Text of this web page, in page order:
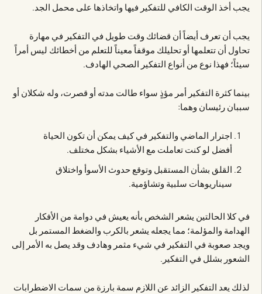
يجب أخذ الوقت الكافي للتفكير فيها واتخاذها على محمل الجد.
يجب أن تعرف أيضاً أن قضائك وقت طويل في التفكير في مهارة
تحاول أن تتعلمها أو تحليلك موقفاً معيناً للتعلم من أخطائك ليس أمراً
سيئاً؛ فهذا نوع من أنواع التفكير الصحي الهادف.
بينما كثرة التفكير أمر مؤذٍ سواء طالت مدته أو قصرت، وله شكلان أو
سببان رئيسان وهما:
اجترار الماضي والتفكير في كيف يمكن أن تكون الحياة
أفضل لو كنت تعاملت مع الأشياء بشكل مختلف.
القلق بشأن المستقبل وتوقع حدوث الأسوأ واختلاق
سيناريوهات سلبية وتشاؤمية.
في كلا الحالتين يشعر الشخص بأنه يعيش في دوامة من الأفكار
الهدامة والمؤلمة؛ مما يجعله يشعر بالكرب والضغط المستمر بل
ويجد صعوبة في التفكير في شيء مثمر وهادف وقد يصل به الأمر إلى
الشعور بشلل في التفكير.
لذلك يعد التفكير الزائد عن اللازم سمة بارزة من سمات الاضطرابات